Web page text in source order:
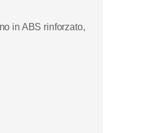
in ABS rinforzato,